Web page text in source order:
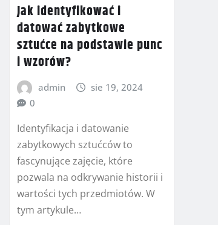
Jak identyfikować i
datować zabytkowe
sztućce na podstawie punc
i wzorów?
admin
sie 19, 2024
0
Identyfikacja i datowanie
zabytkowych sztućców to
fascynujące zajęcie, które
pozwala na odkrywanie historii i
wartości tych przedmiotów. W
tym artykule…